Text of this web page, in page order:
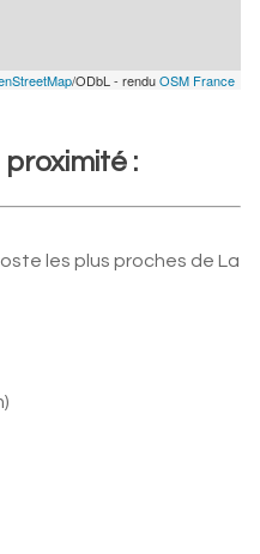
/ODbL - renduOSM France
:
les plus proches de La